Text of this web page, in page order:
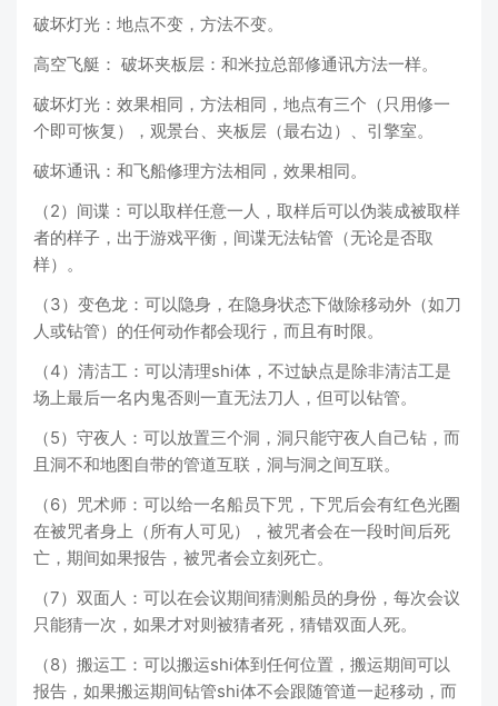
破坏灯光：地点不变，方法不变。
高空飞艇： 破坏夹板层：和米拉总部修通讯方法一样。
破坏灯光：效果相同，方法相同，地点有三个（只用修一
个即可恢复），观景台、夹板层（最右边）、引擎室。
破坏通讯：和飞船修理方法相同，效果相同。
（2）间谍：可以取样任意一人，取样后可以伪装成被取样
者的样子，出于游戏平衡，间谍无法钻管（无论是否取
样）。
（3）变色龙：可以隐身，在隐身状态下做除移动外（如刀
人或钻管）的任何动作都会现行，而且有时限。
（4）清洁工：可以清理shi体，不过缺点是除非清洁工是
场上最后一名内鬼否则一直无法刀人，但可以钻管。
（5）守夜人：可以放置三个洞，洞只能守夜人自己钻，而
且洞不和地图自带的管道互联，洞与洞之间互联。
（6）咒术师：可以给一名船员下咒，下咒后会有红色光圈
在被咒者身上（所有人可见），被咒者会在一段时间后死
亡，期间如果报告，被咒者会立刻死亡。
（7）双面人：可以在会议期间猜测船员的身份，每次会议
只能猜一次，如果才对则被猜者死，猜错双面人死。
（8）搬运工：可以搬运shi体到任何位置，搬运期间可以
报告，如果搬运期间钻管shi体不会跟随管道一起移动，而